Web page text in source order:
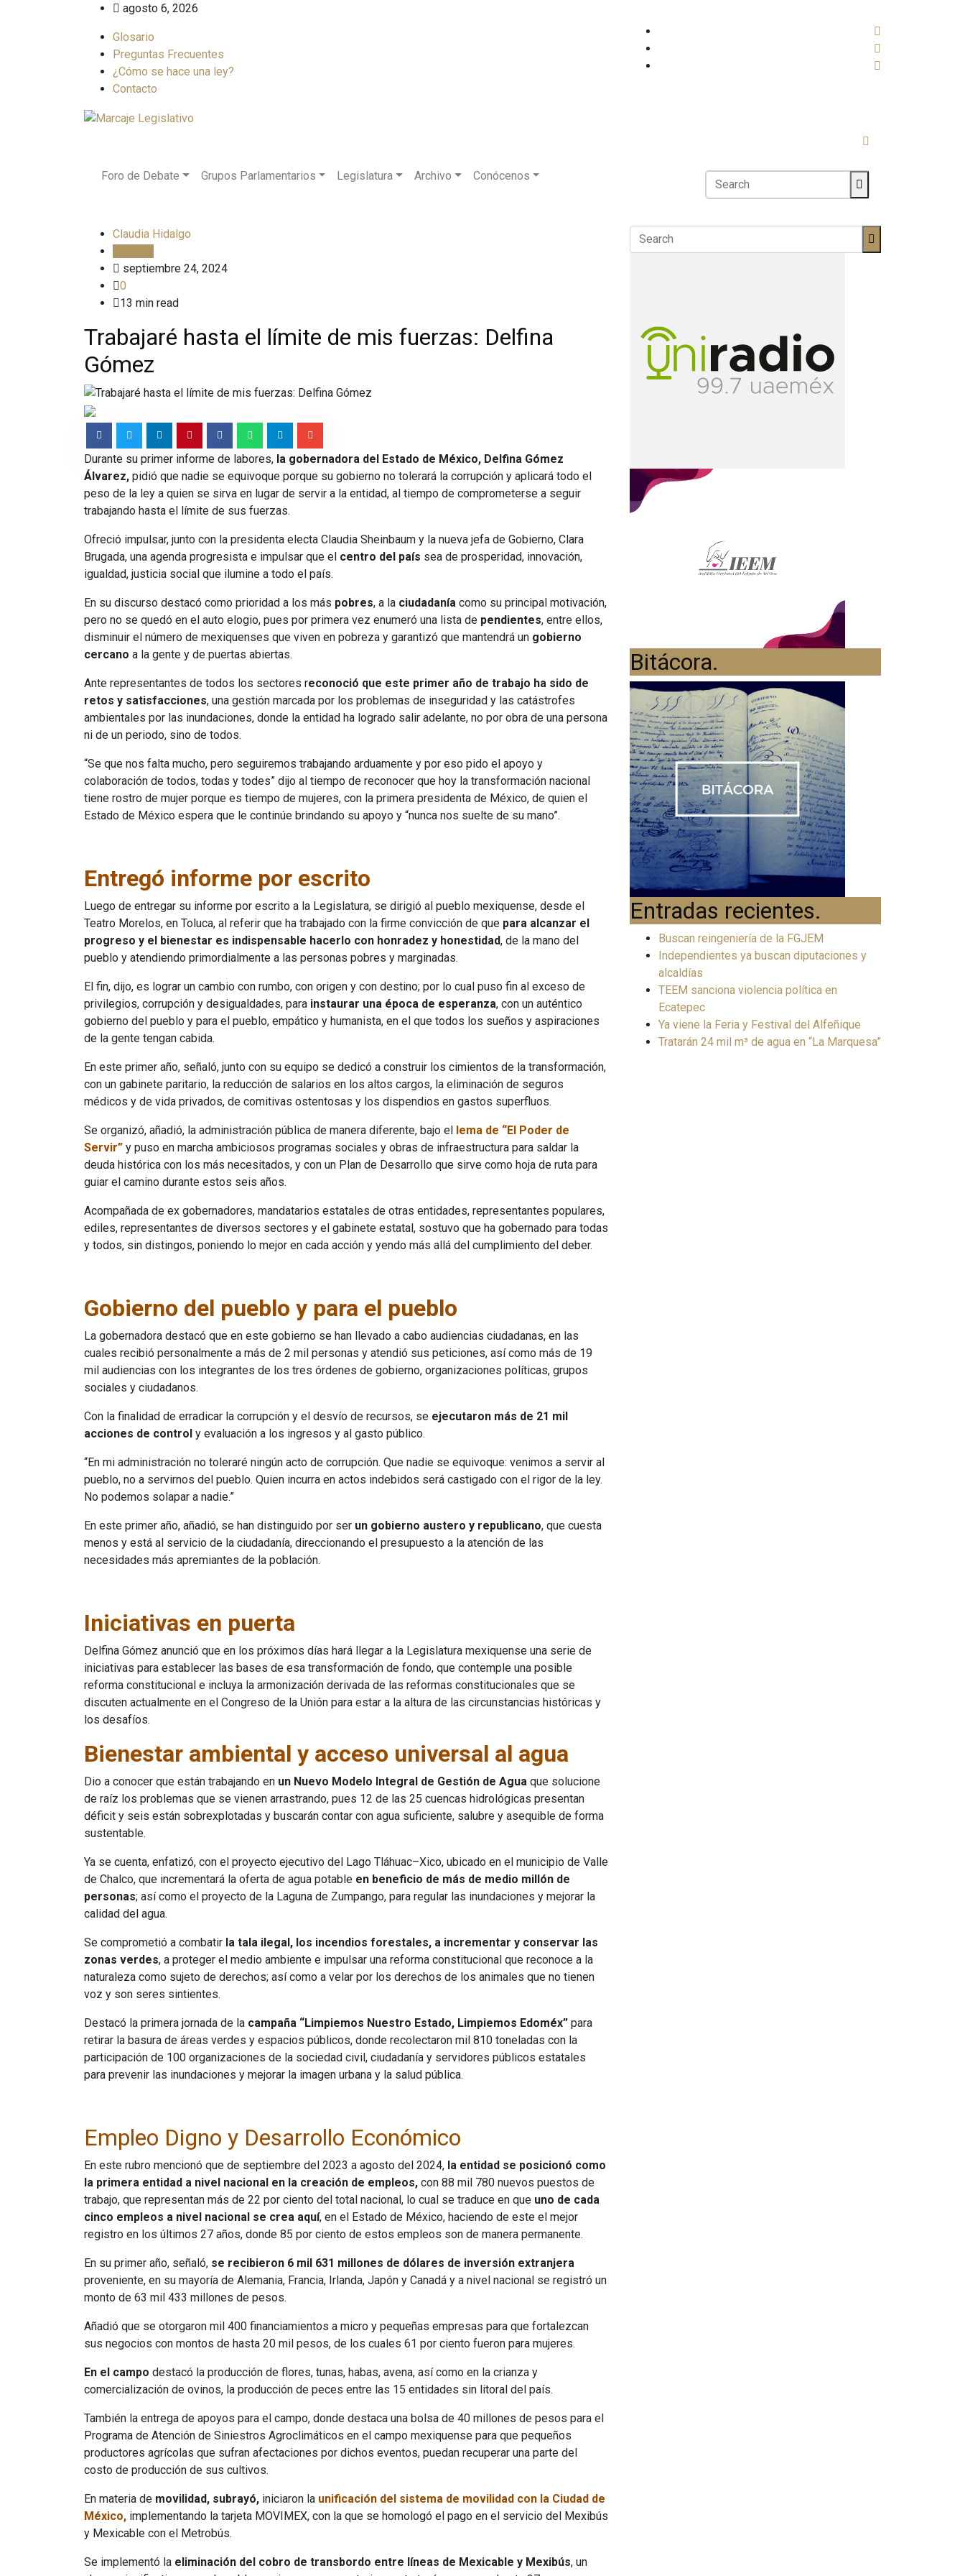
agosto 6, 2026
Glosario
Preguntas Frecuentes
¿Cómo se hace una ley?
Contacto
Foro de Debate Grupos Parlamentarios Legislatura Archivo Conócenos
Claudia Hidalgo
septiembre 24, 2024
0
13 min read
Trabajaré hasta el límite de mis fuerzas: Delfina
Gómez
Durante su primer informe de labores, la gobernadora del Estado de México, Delfina Gómez
Álvarez, pidió que nadie se equivoque porque su gobierno no tolerará la corrupción y aplicará todo el
peso de la ley a quien se sirva en lugar de servir a la entidad, al tiempo de comprometerse a seguir
trabajando hasta el límite de sus fuerzas.
Ofreció impulsar, junto con la presidenta electa Claudia Sheinbaum y la nueva jefa de Gobierno, Clara
Brugada, una agenda progresista e impulsar que el centro del país sea de prosperidad, innovación,
igualdad, justicia social que ilumine a todo el país.
En su discurso destacó como prioridad a los más pobres, a la ciudadanía como su principal motivación,
pero no se quedó en el auto elogio, pues por primera vez enumeró una lista de pendientes, entre ellos,
disminuir el número de mexiquenses que viven en pobreza y garantizó que mantendrá un gobierno
cercano a la gente y de puertas abiertas.
Ante representantes de todos los sectores reconoció que este primer año de trabajo ha sido de
retos y satisfacciones, una gestión marcada por los problemas de inseguridad y las catástrofes
ambientales por las inundaciones, donde la entidad ha logrado salir adelante, no por obra de una persona
ni de un periodo, sino de todos.
“Se que nos falta mucho, pero seguiremos trabajando arduamente y por eso pido el apoyo y
colaboración de todos, todas y todes” dijo al tiempo de reconocer que hoy la transformación nacional
tiene rostro de mujer porque es tiempo de mujeres, con la primera presidenta de México, de quien el
Estado de México espera que le continúe brindando su apoyo y “nunca nos suelte de su mano”.
Entregó informe por escrito
Luego de entregar su informe por escrito a la Legislatura, se dirigió al pueblo mexiquense, desde el
Teatro Morelos, en Toluca, al referir que ha trabajado con la firme convicción de que para alcanzar el
progreso y el bienestar es indispensable hacerlo con honradez y honestidad, de la mano del
pueblo y atendiendo primordialmente a las personas pobres y marginadas.
El fin, dijo, es lograr un cambio con rumbo, con origen y con destino; por lo cual puso fin al exceso de
privilegios, corrupción y desigualdades, para instaurar una época de esperanza, con un auténtico
gobierno del pueblo y para el pueblo, empático y humanista, en el que todos los sueños y aspiraciones
de la gente tengan cabida.
En este primer año, señaló, junto con su equipo se dedicó a construir los cimientos de la transformación,
con un gabinete paritario, la reducción de salarios en los altos cargos, la eliminación de seguros
médicos y de vida privados, de comitivas ostentosas y los dispendios en gastos superfluos.
Se organizó, añadió, la administración pública de manera diferente, bajo el
lema de “El Poder de
Servir” y puso en marcha ambiciosos programas sociales y obras de infraestructura para saldar la
deuda histórica con los más necesitados, y con un Plan de Desarrollo que sirve como hoja de ruta para
guiar el camino durante estos seis años.
Acompañada de ex gobernadores, mandatarios estatales de otras entidades, representantes populares,
ediles, representantes de diversos sectores y el gabinete estatal, sostuvo que ha gobernado para todas
y todos, sin distingos, poniendo lo mejor en cada acción y yendo más allá del cumplimiento del deber.
Gobierno del pueblo y para el pueblo
La gobernadora destacó que en este gobierno se han llevado a cabo audiencias ciudadanas, en las
cuales recibió personalmente a más de 2 mil personas y atendió sus peticiones, así como más de 19
mil audiencias con los integrantes de los tres órdenes de gobierno, organizaciones políticas, grupos
sociales y ciudadanos.
Con la finalidad de erradicar la corrupción y el desvío de recursos, se ejecutaron más de 21 mil
acciones de control y evaluación a los ingresos y al gasto público.
“En mi administración no toleraré ningún acto de corrupción. Que nadie se equivoque: venimos a servir al
pueblo, no a servirnos del pueblo. Quien incurra en actos indebidos será castigado con el rigor de la ley.
No podemos solapar a nadie.”
En este primer año, añadió, se han distinguido por ser un gobierno austero y republicano, que cuesta
menos y está al servicio de la ciudadanía, direccionando el presupuesto a la atención de las
necesidades más apremiantes de la población.
Iniciativas en puerta
Delfina Gómez anunció que en los próximos días hará llegar a la Legislatura mexiquense una serie de
iniciativas para establecer las bases de esa transformación de fondo, que contemple una posible
reforma constitucional e incluya la armonización derivada de las reformas constitucionales que se
discuten actualmente en el Congreso de la Unión para estar a la altura de las circunstancias históricas y
los desafíos.
Bienestar ambiental y acceso universal al agua
Dio a conocer que están trabajando en un Nuevo Modelo Integral de Gestión de Agua que solucione
de raíz los problemas que se vienen arrastrando, pues 12 de las 25 cuencas hidrológicas presentan
déficit y seis están sobrexplotadas y buscarán contar con agua suficiente, salubre y asequible de forma
sustentable.
Ya se cuenta, enfatizó, con el proyecto ejecutivo del Lago Tláhuac–Xico, ubicado en el municipio de Valle
de Chalco, que incrementará la oferta de agua potable en beneficio de más de medio millón de
personas; así como el proyecto de la Laguna de Zumpango, para regular las inundaciones y mejorar la
calidad del agua.
Se comprometió a combatir la tala ilegal, los incendios forestales, a incrementar y conservar las
zonas verdes, a proteger el medio ambiente e impulsar una reforma constitucional que reconoce a la
naturaleza como sujeto de derechos; así como a velar por los derechos de los animales que no tienen
voz y son seres sintientes.
Destacó la primera jornada de la campaña “Limpiemos Nuestro Estado, Limpiemos Edoméx” para
retirar la basura de áreas verdes y espacios públicos, donde recolectaron mil 810 toneladas con la
participación de 100 organizaciones de la sociedad civil, ciudadanía y servidores públicos estatales
para prevenir las inundaciones y mejorar la imagen urbana y la salud pública.
Empleo Digno y Desarrollo Económico
En este rubro mencionó que de septiembre del 2023 a agosto del 2024, la entidad se posicionó como
la primera entidad a nivel nacional en la creación de empleos, con 88 mil 780 nuevos puestos de
trabajo, que representan más de 22 por ciento del total nacional, lo cual se traduce en que uno de cada
cinco empleos a nivel nacional se crea aquí, en el Estado de México, haciendo de este el mejor
registro en los últimos 27 años, donde 85 por ciento de estos empleos son de manera permanente.
En su primer año, señaló, se recibieron 6 mil 631 millones de dólares de inversión extranjera
proveniente, en su mayoría de Alemania, Francia, Irlanda, Japón y Canadá y a nivel nacional se registró un
monto de 63 mil 433 millones de pesos.
Añadió que se otorgaron mil 400 financiamientos a micro y pequeñas empresas para que fortalezcan
sus negocios con montos de hasta 20 mil pesos, de los cuales 61 por ciento fueron para mujeres.
En el campo destacó la producción de flores, tunas, habas, avena, así como en la crianza y
comercialización de ovinos, la producción de peces entre las 15 entidades sin litoral del país.
También la entrega de apoyos para el campo, donde destaca una bolsa de 40 millones de pesos para el
Programa de Atención de Siniestros Agroclimáticos en el campo mexiquense para que pequeños
productores agrícolas que sufran afectaciones por dichos eventos, puedan recuperar una parte del
costo de producción de sus cultivos.
En materia de movilidad, subrayó, iniciaron la unificación del sistema de movilidad con la Ciudad de
México, implementando la tarjeta MOVIMEX, con la que se homologó el pago en el servicio del Mexibús
y Mexicable con el Metrobús.
Se implementó la eliminación del cobro de transbordo entre líneas de Mexicable y Mexibús, un
Bitácora.
Entradas recientes.
Buscan reingeniería de la FGJEM
Independientes ya buscan diputaciones y
alcaldías
TEEM sanciona violencia política en
Ecatepec
Ya viene la Feria y Festival del Alfeñique
Tratarán 24 mil m³ de agua en “La Marquesa”